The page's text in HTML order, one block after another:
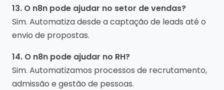
13. O n8n pode ajudar no setor de vendas?
Sim. Automatiza desde a captação de leads até o
envio de propostas.
14. O n8n pode ajudar no RH?
Sim. Automatizamos processos de recrutamento,
admissão e gestão de pessoas.